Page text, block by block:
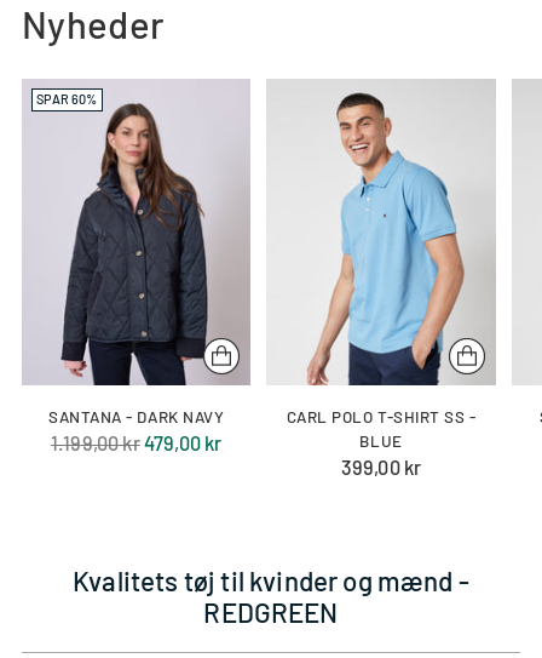
Nyheder
SPAR 60%
SANTANA - DARK NAVY
Normal
1.199,00 kr479,00 kr
CARL POLO T-SHIRT SS -
BLUE
399,00 kr
Kvalitets tøj til kvinder og mænd -
REDGREEN